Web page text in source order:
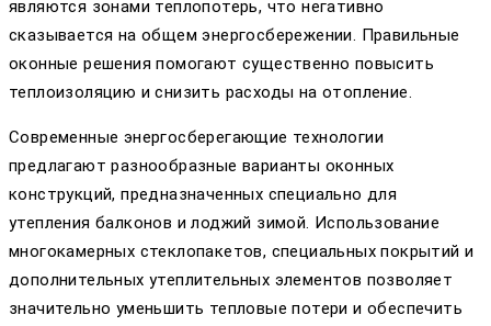
являются зонами теплопотерь, что негативно
сказывается на общем энергосбережении. Правильные
оконные решения помогают существенно повысить
теплоизоляцию и снизить расходы на отопление.
Современные энергосберегающие технологии
предлагают разнообразные варианты оконных
конструкций, предназначенных специально для
утепления балконов и лоджий зимой. Использование
многокамерных стеклопакетов, специальных покрытий и
дополнительных утеплительных элементов позволяет
значительно уменьшить тепловые потери и обеспечить